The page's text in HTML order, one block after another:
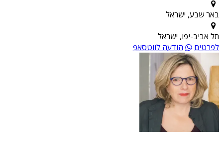
באר שבע, ישראל
תל אביב-יפו, ישראל
לפרטים
הודעה לווטסאפ